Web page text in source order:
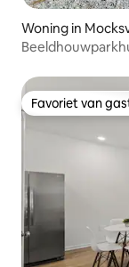
Woning in
Favoriet van
Favoriet van